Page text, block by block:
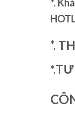
*.
*.
*.TƯ